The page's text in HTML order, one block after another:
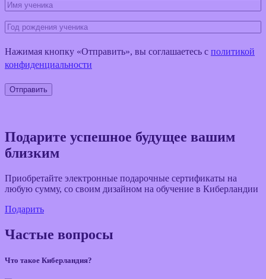
Нажимая кнопку «Отправить», вы соглашаетесь c политикой
конфиденциальности
Отправить
Подарите успешное будущее вашим
близким
Приобретайте электронные подарочные сертификаты на
любую сумму, со своим дизайном на обучение в Киберландии
Подарить
Частые вопросы
Что такое Киберландия?